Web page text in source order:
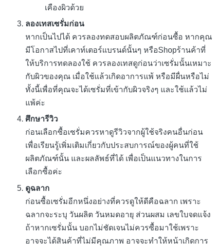
เคืองผิวด้วย
ลองเทสเซรั่มก่อน
หากเป็นไปได้ ควรลองทดสอบผลิตภัณฑ์ก่อนซื้อ หากคุณ
มีโอกาสไปที่เคาท์เตอร์แบรนด์นั้นๆ หรือShopร้านค้าที่
ให้บริการทดลองใช้ ควรลองเทสดูก่อนว่าเซรั่มนั้นเหมาะ
กับผิวของคุณ เมื่อใช้แล้วเกิดอาการแพ้ หรือมีผื่นหรือไม่
ทั้งนี้เพื่อที่คุณจะได้เซรั่มที่เข้ากับผิวจริงๆ และใช้แล้วไม่
แพ้ค่ะ
ศึกษารีวิว
ก่อนเลือกซื้อเซรั่มควรหาดูรีวิวจากผู้ใช้จริงคนอื่นก่อน
เพื่อเรียนรู้เพิ่มเติมเกี่ยวกับประสบการณ์ของผู้คนที่ใช้
ผลิตภัณฑ์นั้น และผลลัพธ์ที่ได้ เพื่อเป็นแนวทางในการ
เลือกซื้อค่ะ
ดูฉลาก
ก่อนซื้อเซรั่มอีกหนึ่งอย่างที่ควรดูให้ดีคือฉลาก เพราะ
ฉลากจะระบุ วันผลิต วันหมดอายุ ส่วนผสม เลขใบจดแจ้ง
ถ้าหากเซรั่มนั้น บอกไม่ชัดเจนไม่ควรซื้อมาใช้เพราะ
อาจจะได้สินค้าที่ไม่มีคุณภาพ อาจจะทำให้หน้าเกิดการ